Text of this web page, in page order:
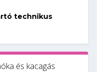
technikus
és kacagás